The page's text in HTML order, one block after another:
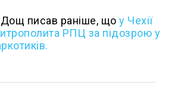
Дощ писав раніше, щоу Чехії
РПЦ за підозрою у